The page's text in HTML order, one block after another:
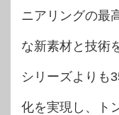
ニアリングの最
な新素材と技術
シリーズよりも
化を実現し、ト